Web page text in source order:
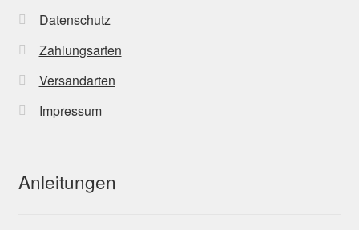
Datenschutz
Zahlungsarten
Versandarten
Impressum
Anleitungen